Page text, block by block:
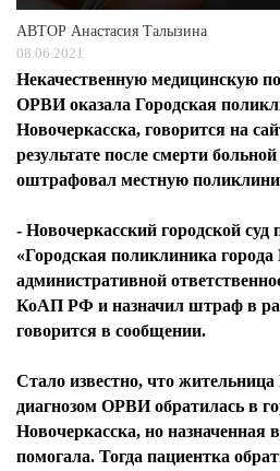
АВТОР Анастасия Талызина
08.06.2021
Некачественную медицинскую
ОРВИ оказала Городская
Новочеркасска, говорится на
результате после смерти
оштрафовал местную
- Новочеркасский городской
«Городская поликлиника
административной
КоАП РФ и назначил штраф в
говорится в сообщении.
Стало известно, что жительница
диагнозом ОРВИ обратилась в
Новочеркасска, но назначенная
помогала. Тогда пациентка